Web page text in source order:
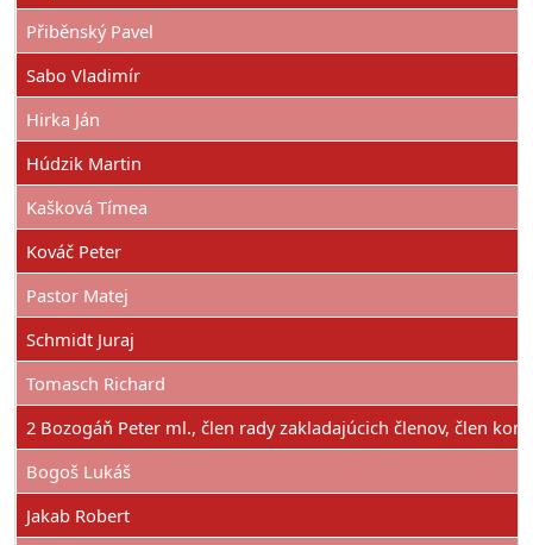
Přiběnský Pavel
Sabo Vladimír
Hirka Ján
Húdzik Martin
Kašková Tímea
Kováč Peter
Pastor Matej
Schmidt Juraj
Tomasch Richard
2 Bozogáň Peter ml., člen rady zakladajúcich členov, člen
Bogoš Lukáš
Jakab Robert